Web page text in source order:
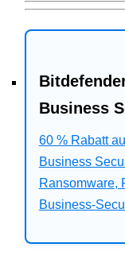
Business
60 % Rabatt
Business
Ransomware,
Business-